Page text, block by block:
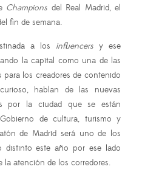
Champions del Real Madrid, el
fin de semana.
a los influencers y ese
la capital como una de las
para los creadores de contenido
hablan de las nuevas
por la ciudad que se están
de cultura, turismo y
de Madrid será uno de los
distinto este año por ese lado
la atención de los corredores.